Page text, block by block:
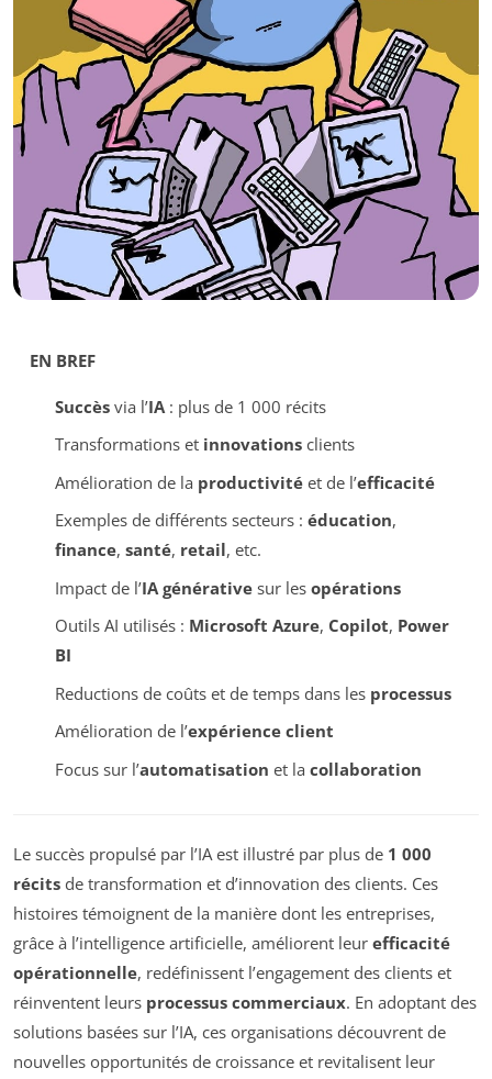
EN BREF
Succèsvia l’IA: plus de 1 000 récits
Transformations et innovationsclients
Amélioration de la productivitéet de l’efficacité
Exemples de différents secteurs : éducation,
finance, santé, retail, etc.
Impact de l’IA générativesur les opérations
Outils AI utilisés : Microsoft Azure, Copilot, Power
BI
Reductions de coûts et de temps dans les processus
Amélioration de l’expérience client
Focus sur l’automatisation et la collaboration
Le succès propulsé par l’IA est illustré par plus de 1 000
récits de transformation et d’innovation des clients. Ces
histoires témoignent de la manière dont les entreprises,
grâce à l’intelligence artificielle, améliorent leur efficacité
opérationnelle, redéfinissent l’engagement des clients et
réinventent leurs processus commerciaux. En adoptant des
solutions basées sur l’IA, ces organisations découvrent de
nouvelles opportunités de croissance et revitalisent leur